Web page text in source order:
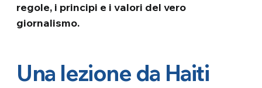
regole, i principi e i valori del vero
giornalismo.
Una lezione da Haiti